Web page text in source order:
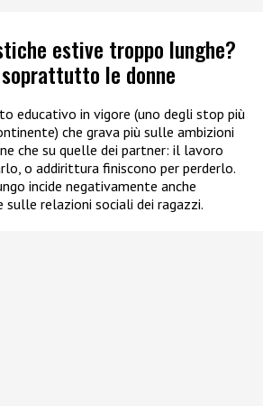
estive troppo lunghe?
le donne
educativo in vigore (uno degli stop più
che grava più sulle ambizioni
che su quelle dei partner: il lavoro
o addirittura finiscono per perderlo.
incide negativamente anche
sulle relazioni sociali dei ragazzi.